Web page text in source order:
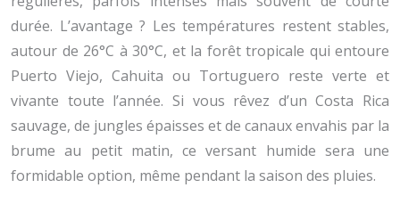
durée. L’avantage ? Les températures restent stables,
autour de 26°C à 30°C, et la forêt tropicale qui entoure
Puerto Viejo, Cahuita ou Tortuguero reste verte et
vivante toute l’année. Si vous rêvez d’un Costa Rica
sauvage, de jungles épaisses et de canaux envahis par la
brume au petit matin, ce versant humide sera une
formidable option, même pendant la saison des pluies.